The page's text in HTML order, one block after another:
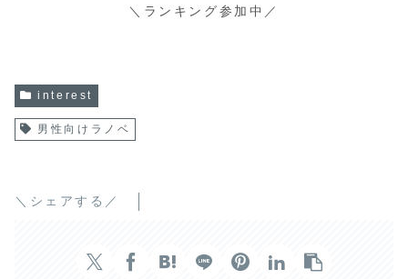
＼ランキング参加中／
interest
男性向けラノベ
＼シェアする／